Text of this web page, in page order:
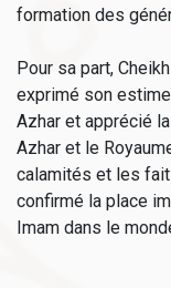
formation des
Pour sa part,
exprimé son estime
Azhar et apprécié
Azhar et le
calamités et les
confirmé la place
Imam dans le